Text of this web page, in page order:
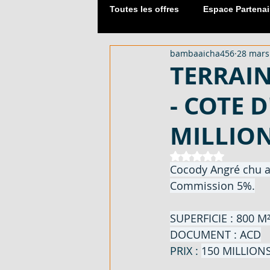
Toutes les offres Espace
Matériaux de Construction
2054 M² AVEC CPF - EN VENTE -
DUPLEX 06 PIECES AVEC ACD -
LOTISSEMENT À AKOURÉ 200
- COTE
bambaaicha456 28
Noté NaN étoiles
Cocody Angré chu
Commission 5%.
SUPERFICIE : 800 M²
DOCUMENT : ACD
PRIX : 150